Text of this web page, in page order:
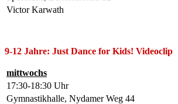
Victor Karwath
9-12 Jahre: Just Dance for Kids! Videoclip
mittwochs
17:30-18:30 Uhr
Gymnastikhalle, Nydamer Weg 44